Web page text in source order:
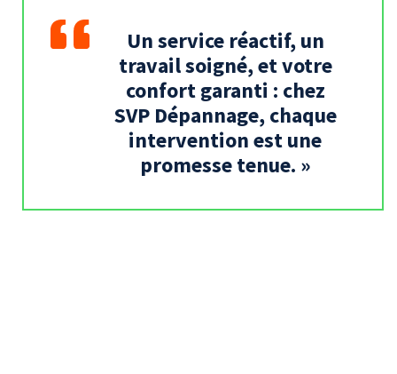
Un service réactif, un
travail soigné, et votre
confort garanti : chez
SVP Dépannage, chaque
intervention est une
promesse tenue. »